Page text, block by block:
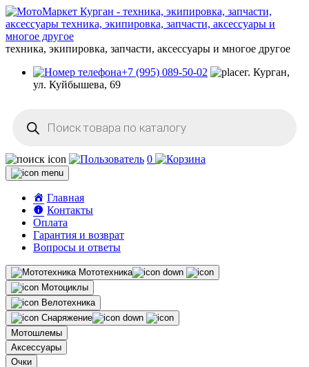
техника, экипировка, запчасти, аксессуары и многое другое
+7 (995) 089-50-02
г. Курган,
ул. Куйбышева, 69
товаров
0
Главная
Контакты
Оплата
Гарантия и возврат
Вопросы и ответы
Мототехника
Мотоциклы
Велотехника
Снаряжение
Мотошлемы
Аксессуары
Очки